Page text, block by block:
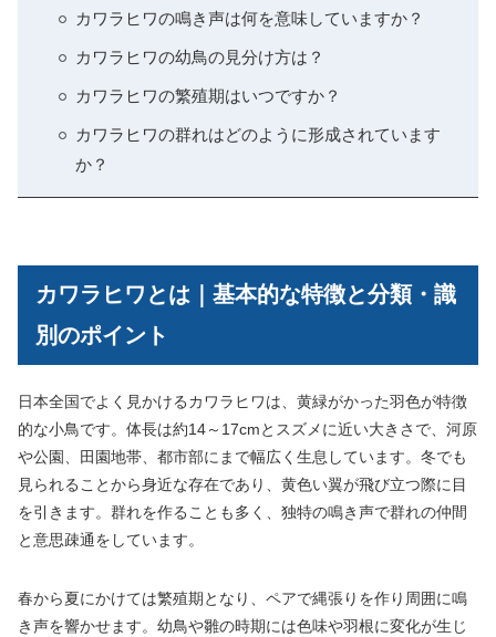
カワラヒワの鳴き声は何を意味していますか？
カワラヒワの幼鳥の見分け方は？
カワラヒワの繁殖期はいつですか？
カワラヒワの群れはどのように形成されています
か？
カワラヒワとは｜基本的な特徴と分類・識
別のポイント
日本全国でよく見かけるカワラヒワは、黄緑がかった羽色が特徴
的な小鳥です。体長は約14～17cmとスズメに近い大きさで、河原
や公園、田園地帯、都市部にまで幅広く生息しています。冬でも
見られることから身近な存在であり、黄色い翼が飛び立つ際に目
を引きます。群れを作ることも多く、独特の鳴き声で群れの仲間
と意思疎通をしています。
春から夏にかけては繁殖期となり、ペアで縄張りを作り周囲に鳴
き声を響かせます。幼鳥や雛の時期には色味や羽根に変化が生じ